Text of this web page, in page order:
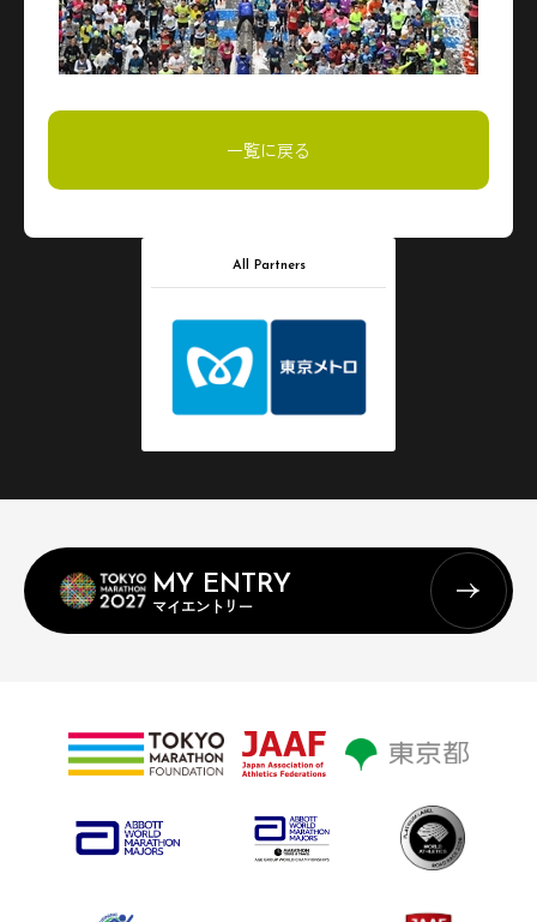
一覧に戻る
All Partners
MY ENTRY
マイエントリー